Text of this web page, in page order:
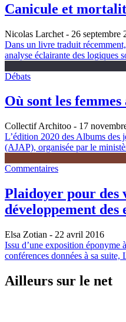
Canicule et
Nicolas Larchet - 26 septembre
Dans un livre traduit
analyse éclairante des logiques
Débats
Où sont les
Collectif Architoo - 17
L’édition 2020 des Albums des
(AJAP), organisée par le
Commentaires
Plaidoyer pour des
développement des
Elsa Zotian - 22 avril 2016
Issu d’une exposition éponyme
conférences données à sa
Ailleurs sur le net